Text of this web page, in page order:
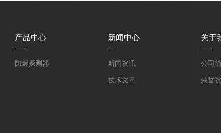
产品中心
防爆探测器
新闻中心
新闻资讯
技术文章
关于
公司
荣誉